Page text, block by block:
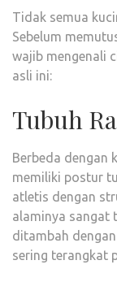
Tidak semua
Sebelum
wajib mengenali
asli ini:
Tubuh
Berbeda dengan
memiliki postur
atletis dengan
alaminya sangat
ditambah
sering terangkat